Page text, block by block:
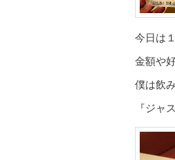
今日は
金額や
僕は飲
『ジャ